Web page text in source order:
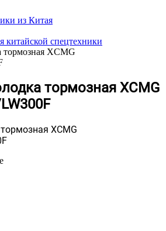
из Китая
китайской спецтехники
тормозная XCMG
тормозная XCMG
XCMG